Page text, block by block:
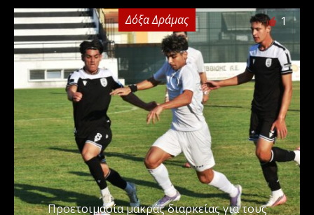
Δόξα Δράμας 1
Προετοιμασία μακράς διαρκείας για τους